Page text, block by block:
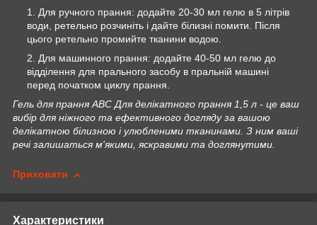
Для ручного прання: додайте 20-30 мл гелю в 5 літрів
води, ретельно розчиніть і дайте білизні помити. Після
цього ретельно промийте тканини водою.
Для машинного прання: додайте 40-50 мл гелю до
відділення для прального засобу в пральній машині
перед початком циклу прання.
Гель для прання ABC Для делікатного прання 1,5 л - це ваш
вибір для ніжного та ефективного догляду за вашою
делікатною білизною і улюбленими тканинами. З ним ваші
речі залишаться м'якими, яскравими та доглянутими.
Приховати
Характеристики